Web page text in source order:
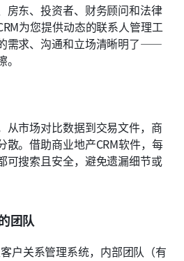
房东、投资者、财务顾问和法律
为您提供动态的联系人管理工
需求、沟通和立场清晰明了——
从市场对比数据到交易文件，商
散。借助商业地产CRM软件，每
可搜索且安全，避免遗漏细节或
团队
户关系管理系统，内部团队（有